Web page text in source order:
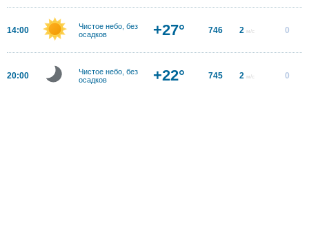
14:00
Чистое небо, без
осадков
+27° 746 2 м/с 0
20:00
Чистое небо, без
осадков
+22° 745 2 м/с 0